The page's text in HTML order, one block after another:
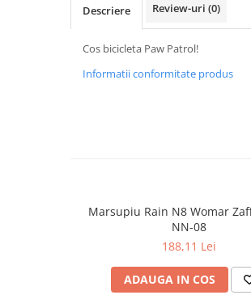
Descriere Review-uri (0)
Cos bicicleta Paw Patrol!
Informatii conformitate produs
Marsupiu Rain N8 Womar
NN-08
188,11 Lei
ADAUGA IN COS